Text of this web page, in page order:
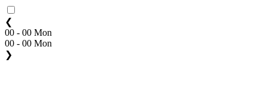
❮
00 - 00 Mon
00 - 00 Mon
❯